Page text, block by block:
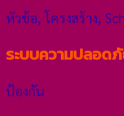
หัวข้อ, โครงสร้าง,
ระบบความปลอด
ป้องกัน